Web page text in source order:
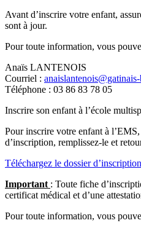
Avant d’inscrire votre enfant,
sont à jour.
Pour toute information, vous
Anaïs LANTENOIS
Courriel :
Téléphone : 03 86 83 78 05
Inscrire son enfant à l’école
Pour inscrire votre enfant à
d’inscription, remplissez-le et
Téléchargez le dossier d’inscription
Important : Toute fiche
certificat médical et d’une
Pour toute information, vous